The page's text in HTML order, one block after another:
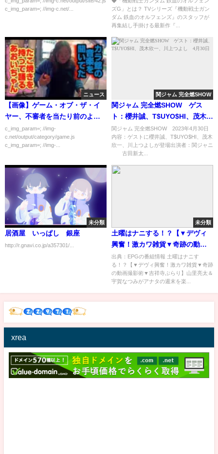
c_img_param=; //img-c.net/...
ズG」とは？ TVシリーズ『機動戦士ガン
ダム 鉄血のオルフェンズ』のスタッフが
再集結し手掛ける最新作『...
ニュース
【画像】ゲーム・オブ・ザ・イ
ヤー、不審者を当たり前のよう
に侵入させる
c_img_param=; //img-
c.net/output/category/game.js
c_img_param=; //img-...
関ジャム 完全燃SHOW
関ジャム 完全燃SHOW ゲス
ト：櫻井誠、T$UYO$HI、茂木欣
一、川上つよし 4月30日
関ジャム 完全燃SHOW 2023年4月30日
内容：ゲストに櫻井誠、T$UYO$HI、茂木
欣一、川上つよしが登場出演者：関ジャニ
∞ 古田新太...
未分類
居酒屋 いっぱし 銀座
http://r.gnavi.co.jp/a357301/...
未分類
土曜はナニする！？【▼デヴィ
興奮！激カワ雑貨▼奇跡の動画
撮影術▼吉祥寺ぶらり】[字]…の
番組内容解析まとめ
出典：EPGの番組情報 土曜はナニす
る！？【▼デヴィ興奮！激カワ雑貨▼奇跡
の動画撮影術▼吉祥寺ぶらり】山里亮太＆
宇賀なつみがアナタの週末を楽...
xrea